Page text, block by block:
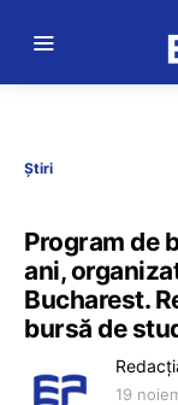
Știri
Program de
ani,
Bucharest.
bursă de
19